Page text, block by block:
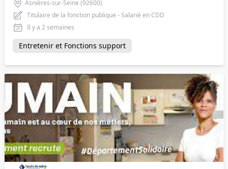
Asnières-sur-Seine (92600)
Titulaire de la fonction publique - Salarié en CDD
Il y a 2 semaines
Entretenir et Fonctions support